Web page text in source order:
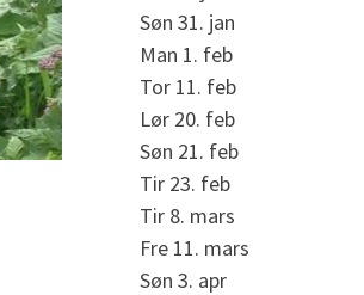
Søn 31. jan
Man 1. feb
Tor 11. feb
Lør 20. feb
Søn 21. feb
Tir 23. feb
Tir 8. mars
Fre 11. mars
Søn 3. apr